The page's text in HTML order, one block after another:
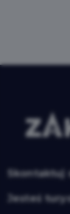
Skontaktuj
Jesteś